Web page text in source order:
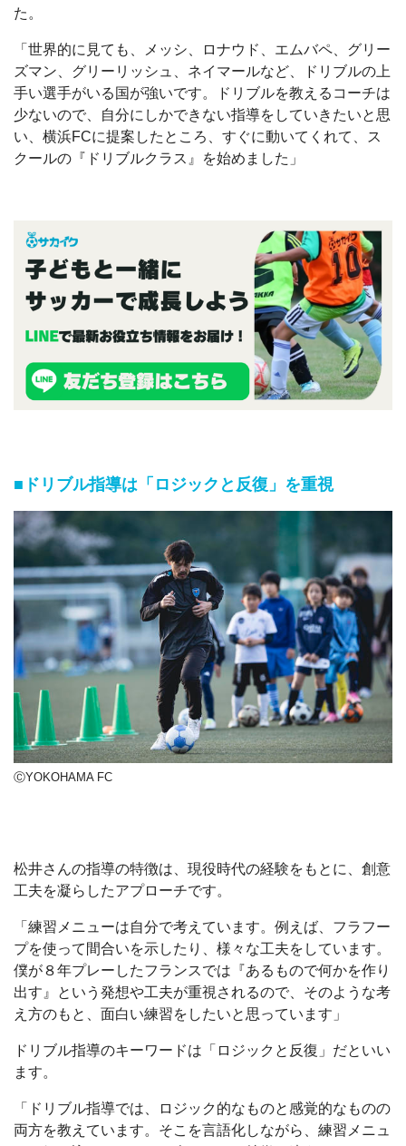
た。
「世界的に見ても、メッシ、ロナウド、エムバペ、グリー
ズマン、グリーリッシュ、ネイマールなど、ドリブルの上
手い選手がいる国が強いです。ドリブルを教えるコーチは
少ないので、自分にしかできない指導をしていきたいと思
い、横浜FCに提案したところ、すぐに動いてくれて、ス
クールの『ドリブルクラス』を始めました」
■ドリブル指導は「ロジックと反復」を重視
ⒸYOKOHAMA FC
松井さんの指導の特徴は、現役時代の経験をもとに、創意
工夫を凝らしたアプローチです。
「練習メニューは自分で考えています。例えば、フラフー
プを使って間合いを示したり、様々な工夫をしています。
僕が８年プレーしたフランスでは『あるもので何かを作り
出す』という発想や工夫が重視されるので、そのような考
え方のもと、面白い練習をしたいと思っています」
ドリブル指導のキーワードは「ロジックと反復」だといい
ます。
「ドリブル指導では、ロジック的なものと感覚的なものの
両方を教えています。そこを言語化しながら、練習メニュ